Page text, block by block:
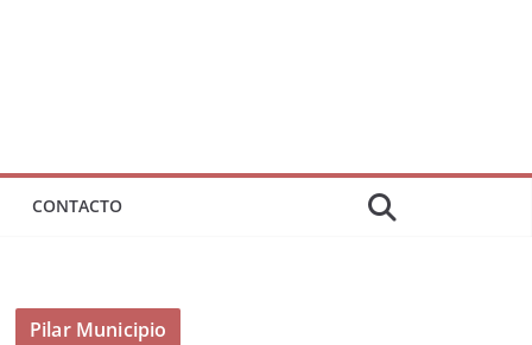
CONTACTO
Pilar Municipio